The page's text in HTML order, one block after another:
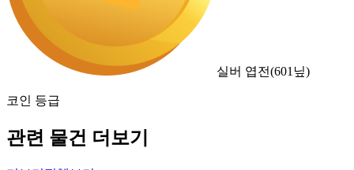
실버 엽전(601 닢)
코인 등급
관련 물건 더보기